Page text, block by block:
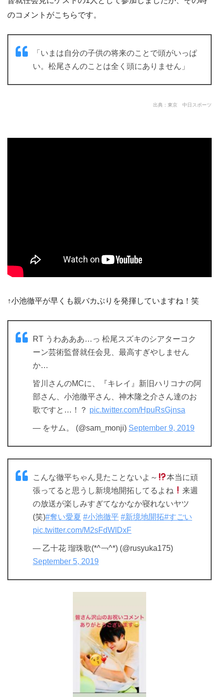
のコメントがこちらです。
「いまは自分の子供の将来のことで頭がいっぱ
い。松尾さんのことは全く頭にありません」
出典：東京 中日スポーツ
↑小池徹平が早くも親バカぶりを発揮していますね！笑
RT うわあああ…っ 松尾スズキのシアターコク
ーン芸術監督就任会見、最高すぎやしません
か…
皆川さんのMCに、『キレイ』新旧ハリコナの阿
部さん、小池徹平さん、神木隆之介さん達のお
歌ですと…！？ pic.twitter.com/HpuRsGjnsa
— をサム。 (@sam_monji) September 9, 2019
こんな徹平ちゃん見たことないよ～
本当に頑
張ってると思うし新境地開拓してるよね
来週
の放送が楽しみすぎてなかなか寝れないヤツ
(笑)#奪い愛夏 #小池徹平 #新境地開拓#すごい
pic.twitter.com/M2sFdWIDxF
— 乙十花 瑠珠歌(*^￢^*) (@rusyuka175)
September 5, 2019